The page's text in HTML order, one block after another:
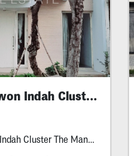
Rumah Di Pakuwon Indah Cluster The Mansion
Perumahan Pakuwon Indah Cluster The Mansion -